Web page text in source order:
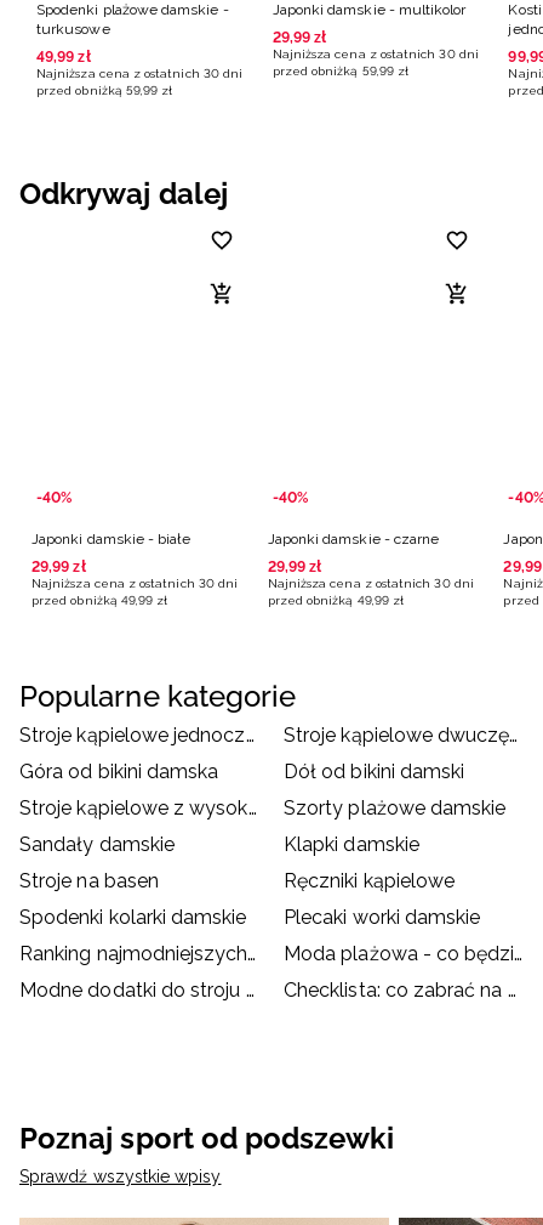
Spodenki plażowe damskie -
turkusowe
49,99 zł
Najniższa cena z ostatnich 30 dni
przed obniżką 59,99 zł
Japonki damskie - multikolor
29,99 zł
Najniższa cena z ostatnich 30 dni
przed obniżką 59,99 zł
99,
Odkrywaj dalej
-40%
Japonki damskie - białe
29,99 zł
Najniższa cena z ostatnich 30 dni
przed obniżką 49,99 zł
-40%
Japonki damskie - czarne
29,99 zł
Najniższa cena z ostatnich 30 dni
przed obniżką 49,99 zł
-40%
29,99
przed
Popularne kategorie
Stroje kąpielowe jednoczęściowe damskie
Stroje kąpielowe dwuczęściowe damskie
Góra od bikini damska
Dół od bikini damski
Stroje kąpielowe z wysokim stanem
Szorty plażowe damskie
Sandały damskie
Klapki damskie
Stroje na basen
Ręczniki kąpielowe
Spodenki kolarki damskie
Plecaki worki damskie
Ranking najmodniejszych strojów kąpielowych
Moda plażowa - co będzie hitem wakacji?
Modne dodatki do stroju kąpielowego
Checklista: co zabrać na basen?
Poznaj sport od podszewki
Sprawdź wszystkie wpisy